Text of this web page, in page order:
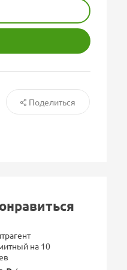
Поделиться
на 10